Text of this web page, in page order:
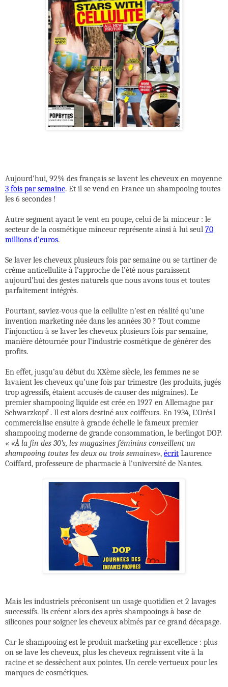
Aujourd’hui, 92% des français se lavent les cheveux en moyenne
3 fois par semaine. Et il se vend en France un shampooing toutes
les 6 secondes !
Autre segment ayant le vent en poupe, celui de la minceur : le
secteur de la cosmétique minceur représente ainsi à lui seul 70
millions d’euros.
Se laver les cheveux plusieurs fois par semaine ou se tartiner de
crème anticellulite à l’approche de l’été nous paraissent
aujourd’hui des gestes naturels que nous avons tous et toutes
parfaitement intégrés.
Pourtant, saviez-vous que la cellulite n’est en réalité qu’une
invention marketing née dans les années 30 ? Tout comme
l’injonction à se laver les cheveux plusieurs fois par semaine,
manière détournée pour l’industrie cosmétique de générer des
profits.
En effet, jusqu’au début du XXème siècle, les femmes ne se
lavaient les cheveux qu’une fois par trimestre (les produits, jugés
trop agressifs, étaient accusés de causer des migraines). Le
premier shampooing liquide est crée en 1927 en Allemagne par
Schwarzkopf . Il est alors destiné aux coiffeurs. En 1934, L’Oréal
commercialise ensuite à grande échelle le fameux premier
shampooing moderne de grande consommation, le berlingot DOP.
« «À la fin des 30’s, les magazines féminins conseillent un
shampooing toutes les deux ou trois semaines», écrit Laurence
Coiffard, professeure de pharmacie à l’université de Nantes.
Mais les industriels préconisent un usage quotidien et 2 lavages
successifs. Ils créent alors des après-shampooings à base de
silicones pour soigner les cheveux abîmés par ce grand décapage.
Car le shampooing est le produit marketing par excellence : plus
on se lave les cheveux, plus les cheveux regraissent vite à la
racine et se dessèchent aux pointes. Un cercle vertueux pour les
marques de cosmétiques.